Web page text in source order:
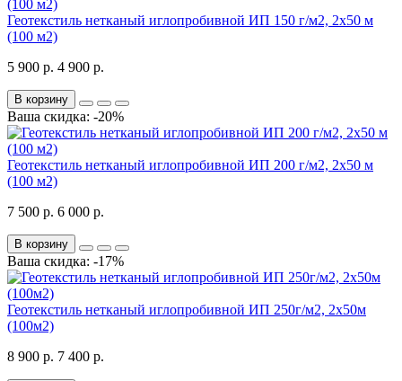
Геотекстиль нетканый иглопробивной ИП 150 г/м2, 2х50 м
(100 м2)
5 900 р. 4 900 р.
В корзину
Ваша скидка: -20%
Геотекстиль нетканый иглопробивной ИП 200 г/м2, 2х50 м
(100 м2)
7 500 р. 6 000 р.
В корзину
Ваша скидка: -17%
Геотекстиль нетканый иглопробивной ИП 250г/м2, 2х50м
(100м2)
8 900 р. 7 400 р.